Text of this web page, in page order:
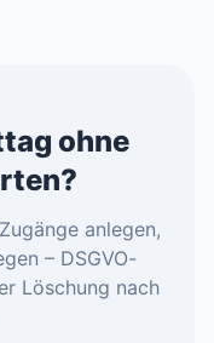
ohne
anlegen,
– DSGVO-
Löschung nach